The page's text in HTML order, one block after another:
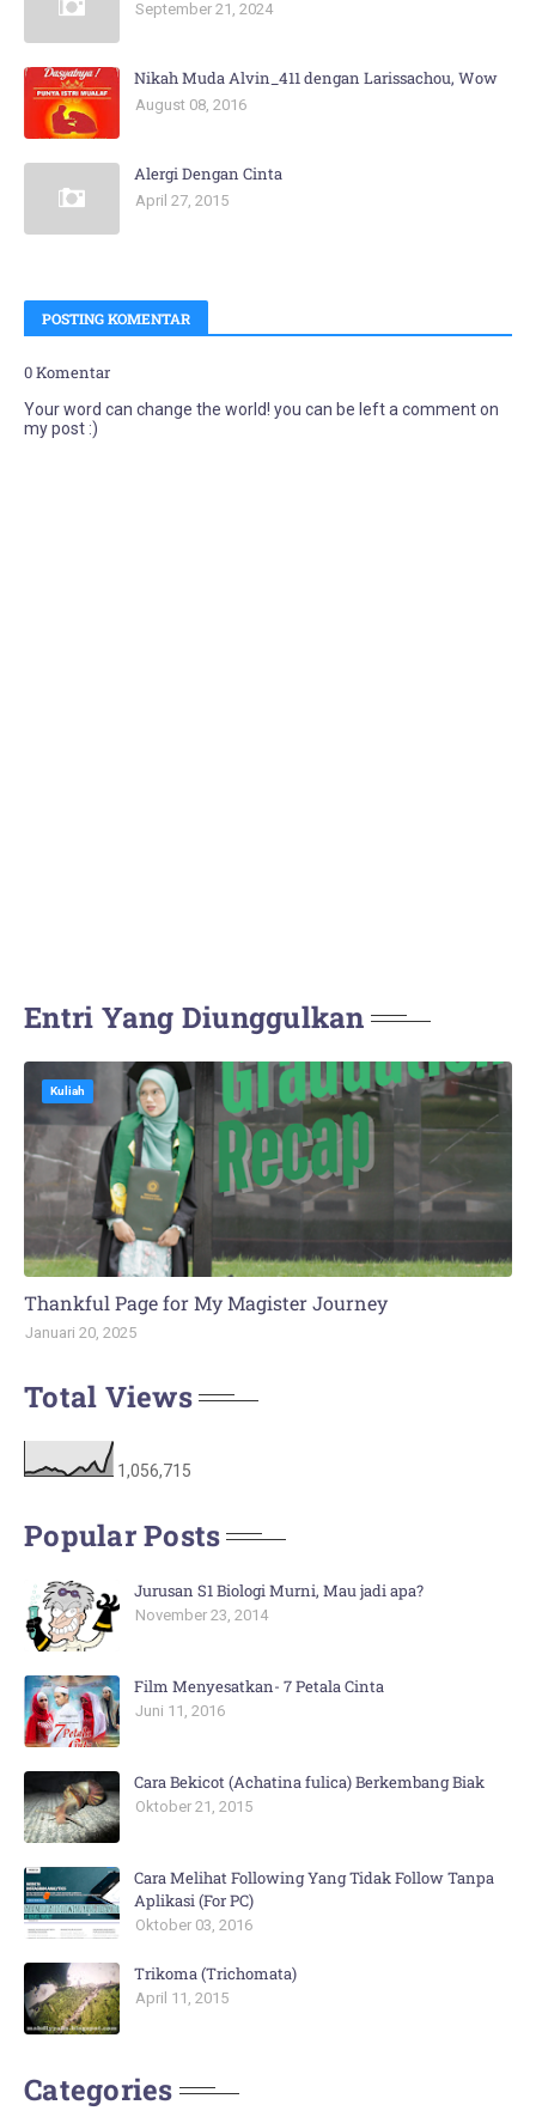
September 21, 2024
Nikah Muda Alvin_411 dengan Larissachou, Wow
August 08, 2016
Alergi Dengan Cinta
April 27, 2015
POSTING KOMENTAR
0 Komentar
Your word can change the world! you can be left a comment on
my post :)
Entri Yang Diunggulkan
Kuliah
Thankful Page for My Magister Journey
Januari 20, 2025
Total Views
1,056,715
Popular Posts
Jurusan S1 Biologi Murni, Mau jadi apa?
November 23, 2014
Film Menyesatkan- 7 Petala Cinta
Juni 11, 2016
Cara Bekicot (Achatina fulica) Berkembang Biak
Oktober 21, 2015
Cara Melihat Following Yang Tidak Follow Tanpa
Aplikasi (For PC)
Oktober 03, 2016
Trikoma (Trichomata)
April 11, 2015
Categories